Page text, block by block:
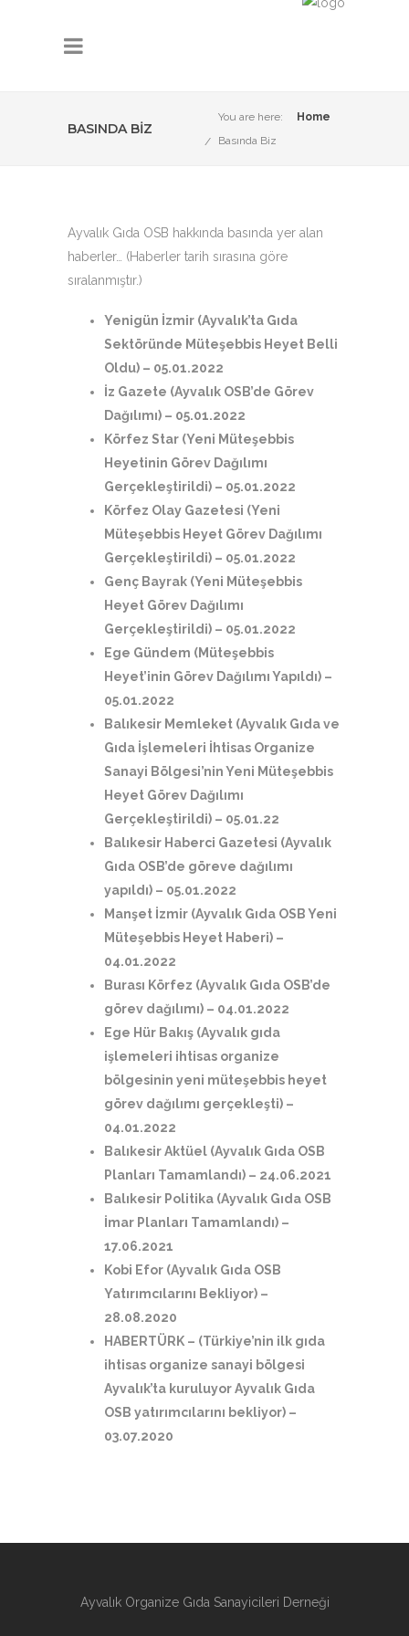
BASINDA BIZ
You are here:
Home
Basında Biz
Ayvalık Gıda OSB hakkında basında yer alan
haberler… (Haberler tarih sırasına göre
sıralanmıştır.)
Yenigün İzmir (Ayvalık’ta Gıda
Sektöründe Müteşebbis Heyet Belli
Oldu) – 05.01.2022
İz Gazete (Ayvalık OSB’de Görev
Dağılımı) – 05.01.2022
Körfez Star (Yeni Müteşebbis
Heyetinin Görev Dağılımı
Gerçekleştirildi) – 05.01.2022
Körfez Olay Gazetesi (Yeni
Müteşebbis Heyet Görev Dağılımı
Gerçekleştirildi) – 05.01.2022
Genç Bayrak (Yeni Müteşebbis
Heyet Görev Dağılımı
Gerçekleştirildi) – 05.01.2022
Ege Gündem (Müteşebbis
Heyet’inin Görev Dağılımı Yapıldı) –
05.01.2022
Balıkesir Memleket (Ayvalık Gıda ve
Gıda İşlemeleri İhtisas Organize
Sanayi Bölgesi’nin Yeni Müteşebbis
Heyet Görev Dağılımı
Gerçekleştirildi) – 05.01.22
Balıkesir Haberci Gazetesi (Ayvalık
Gıda OSB’de göreve dağılımı
yapıldı) – 05.01.2022
Manşet İzmir (Ayvalık Gıda OSB Yeni
Müteşebbis Heyet Haberi) –
04.01.2022
Burası Körfez (Ayvalık Gıda OSB’de
görev dağılımı) – 04.01.2022
Ege Hür Bakış (Ayvalık gıda
işlemeleri ihtisas organize
bölgesinin yeni müteşebbis heyet
görev dağılımı gerçekleşti) –
04.01.2022
Balıkesir Aktüel (Ayvalık Gıda OSB
Planları Tamamlandı) – 24.06.2021
Balıkesir Politika (Ayvalık Gıda OSB
İmar Planları Tamamlandı) –
17.06.2021
Kobi Efor (Ayvalık Gıda OSB
Yatırımcılarını Bekliyor) –
28.08.2020
HABERTÜRK – (Türkiye’nin ilk gıda
ihtisas organize sanayi bölgesi
Ayvalık’ta kuruluyor Ayvalık Gıda
OSB yatırımcılarını bekliyor) –
03.07.2020
Ayvalık Organize Gıda Sanayicileri Derneği